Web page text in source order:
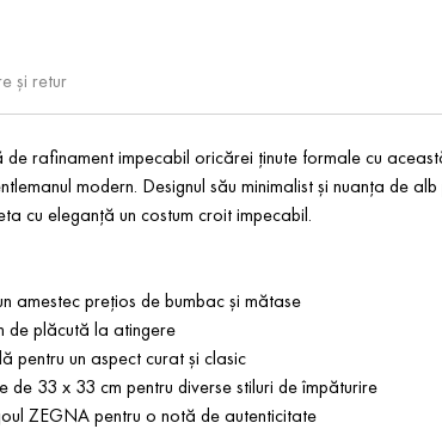
și retur
rafinament impecabil oricărei ținute formale cu
modern. Designul său minimalist și nuanța de
cu eleganță un costum croit impecabil.
amestec prețios de bumbac și mătase
de plăcută la atingere
pentru un aspect curat și clasic
de 33 x 33 cm pentru diverse stiluri de împăturire
ZEGNA pentru o notă de autenticitate